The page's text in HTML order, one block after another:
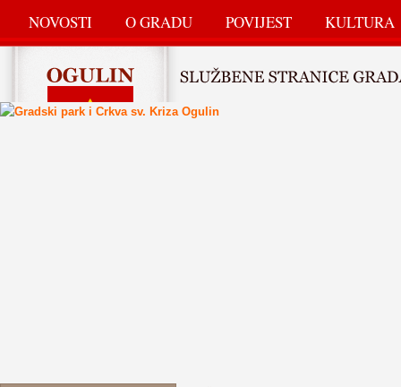
NOVOSTI O GRADU POVIJEST KULTURA